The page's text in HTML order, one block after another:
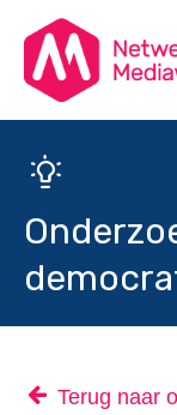
Terug naar